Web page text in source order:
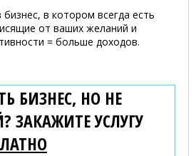
в котором всегда есть
от ваших желаний и
= больше доходов.
БИЗНЕС, НО НЕ
ЗАКАЖИТЕ УСЛУГУ